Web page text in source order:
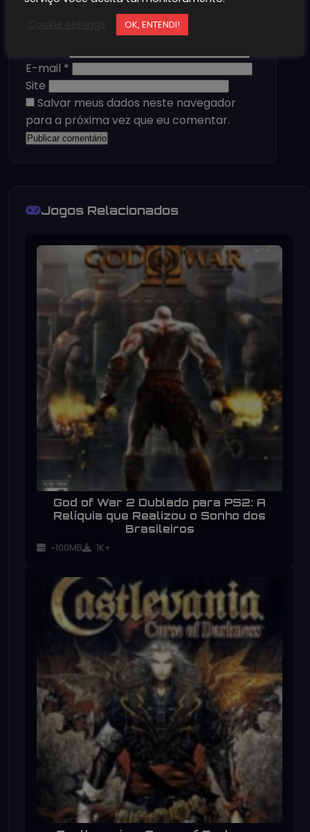
E-mail *
Site
Salvar meus dados neste navegador
para a próxima vez que eu comentar.
Jogos Relacionados
God of War 2 Dublado para PS2: A
Relíquia que Realizou o Sonho dos
Brasileiros
~100MB 1K+
OK, ENTENDI!